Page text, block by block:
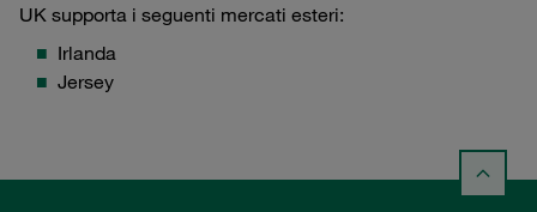
UK supporta i seguenti mercati esteri:
Irlanda
Jersey